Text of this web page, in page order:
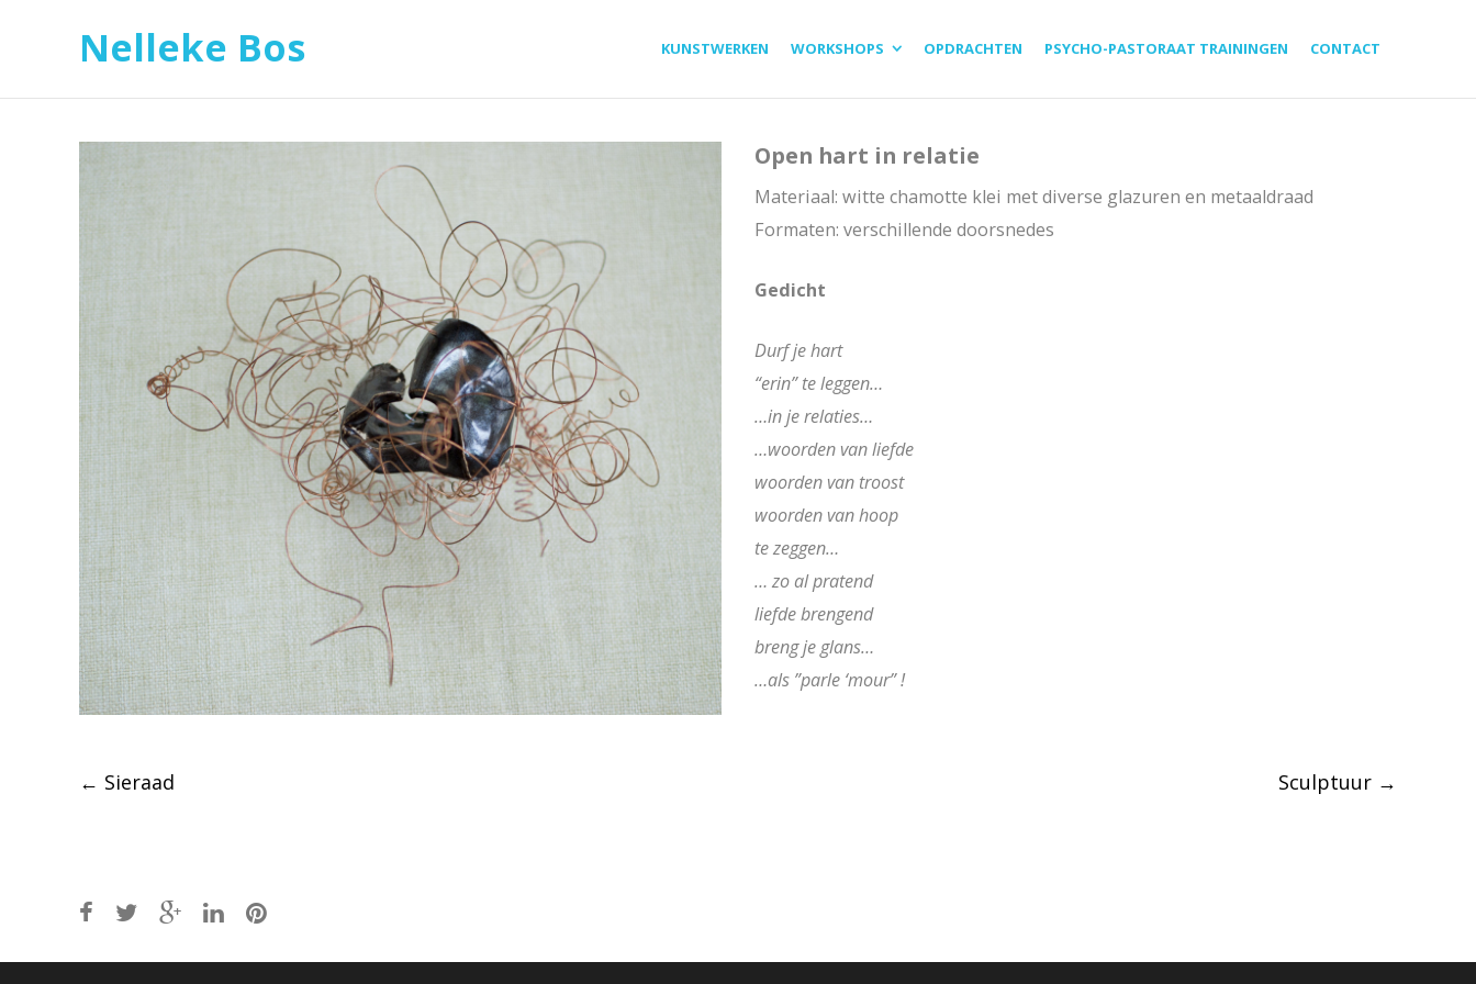
Nelleke Bos KUNSTWERKEN WORKSHOPS OPDRACHTEN PSYCHO-PASTORAAT TRAININGEN CONTACT
Open hart in relatie
Materiaal: witte chamotte klei met diverse glazuren en metaaldraad
Formaten: verschillende doorsnedes
Gedicht
Durf je hart
“erin” te leggen…
…in je relaties…
…woorden van liefde
woorden van troost
woorden van hoop
te zeggen…
… zo al pratend
liefde brengend
breng je glans…
…als ”parle ‘mour” !
Post
← Sieraad Sculptuur →